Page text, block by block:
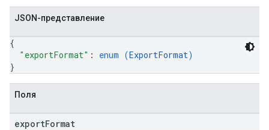
JSON-представление
{
"exportFormat" : enum (ExportFormat)
}
Поля
exportFormat